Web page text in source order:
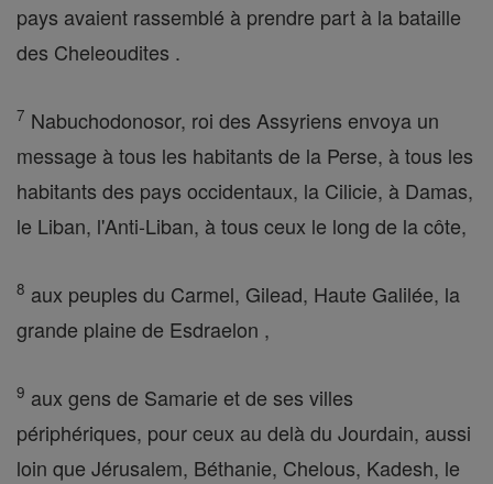
pays avaient rassemblé à prendre part à la bataille
des Cheleoudites .
7 Nabuchodonosor, roi des Assyriens envoya un
message à tous les habitants de la Perse, à tous les
habitants des pays occidentaux, la Cilicie, à Damas,
le Liban, l'Anti-Liban, à tous ceux le long de la côte,
8 aux peuples du Carmel, Gilead, Haute Galilée, la
grande plaine de Esdraelon ,
9 aux gens de Samarie et de ses villes
périphériques, pour ceux au delà du Jourdain, aussi
loin que Jérusalem, Béthanie, Chelous, Kadesh, le